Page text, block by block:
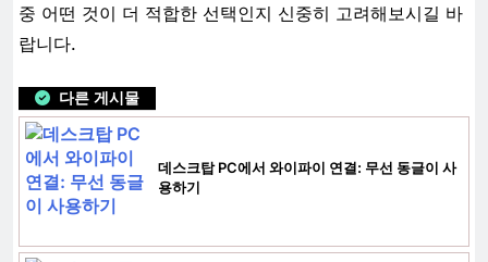
중 어떤 것이 더 적합한 선택인지 신중히 고려해보시길 바
랍니다.
다른 게시물
데스크탑 PC에서 와이파이 연결: 무선 동글이 사
용하기